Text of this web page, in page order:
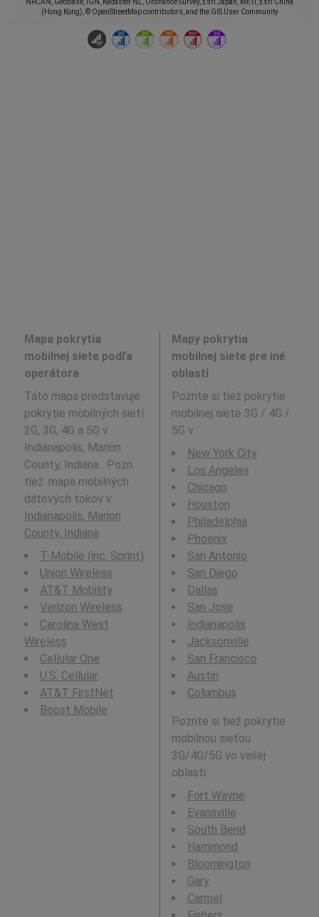
NRCAN, GeoBase, IGN, Kadaster NL, Ordnance Survey, Esri Japan, METI, Esri China
(Hong Kong), © OpenStreetMap contributors, and the GIS User Community
Mapa pokrytia
mobilnej siete podľa
operátora
Táto mapa predstavuje
pokrytie mobilných sietí
2G, 3G, 4G a 5G v
Indianapolis, Marion
County, Indiana . Pozri
tiež: mapa mobilných
dátových tokov v
Indianapolis, Marion
County, Indiana .
T-Mobile (inc. Sprint)
Union Wireless
AT&T Mobility
Verizon Wireless
Carolina West
Wireless
Cellular One
U.S. Cellular
AT&T FirstNet
Boost Mobile
Mapy pokrytia
mobilnej siete pre iné
oblasti
Pozrite si tiež pokrytie
mobilnej siete 3G / 4G /
5G v :
New York City
Los Angeles
Chicago
Houston
Philadelphia
Phoenix
San Antonio
San Diego
Dallas
San Jose
Indianapolis
Jacksonville
San Francisco
Austin
Columbus
Pozrite si tiež pokrytie
mobilnou sieťou
3G/4G/5G vo vašej
oblasti:
Fort Wayne
Evansville
South Bend
Hammond
Bloomington
Gary
Carmel